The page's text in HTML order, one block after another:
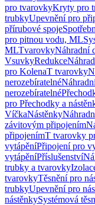
pro tvarovkyKryty pro
trubkyUpevnění pro
přírubové spoje
pro pitnou vodu, ML
MLTvarovkyNáhradní
VsuvkyRedukce
pro KolenaT tvarovky
nerozebíratelné
nerozebíratelné
pro Přechodky a
VíčkaNástěnky
závitovým připojením
připojenímT tvarovky
vytápěníPřipojení pro
vytápěníPříslušenství
trubky a tvarovky
tvarovkyTěsnění pro
trubkyUpevnění pro
nástěnkySystémová